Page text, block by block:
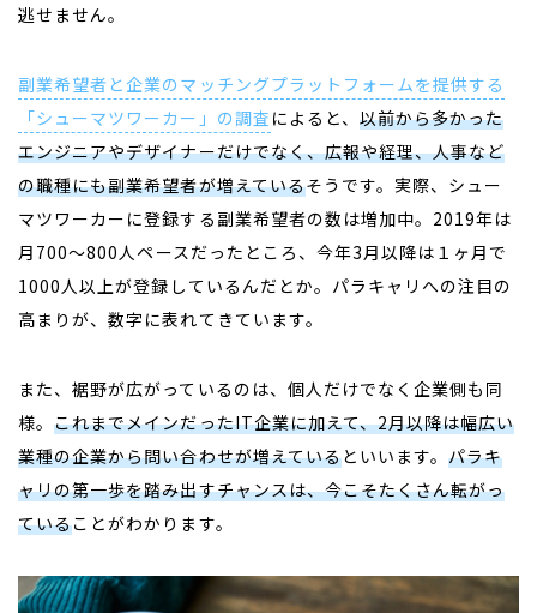
逃せません。
副業希望者と企業のマッチングプラットフォームを提供する
「シューマツワーカー」の調査 によると、 以前から多かった
エンジニアやデザイナーだけでなく、広報や経理、人事など
の職種にも副業希望者が増えているそうです。実際、シュー
マツワーカーに登録する副業希望者の数は増加中。2019年は
月700〜800人ペースだったところ、今年3月以降は１ヶ月で
1000人以上が登録しているんだとか。パラキャリへの注目の
高まりが、数字に表れてきています。
また、裾野が広がっているのは、個人だけでなく企業側も同
様。これまでメインだったIT企業に加えて、2月以降は幅広い
業種の企業から問い合わせが増えているといいます。パラキ
ャリの第一歩を踏み出すチャンスは、今こそたくさん転がっ
ていることがわかります。